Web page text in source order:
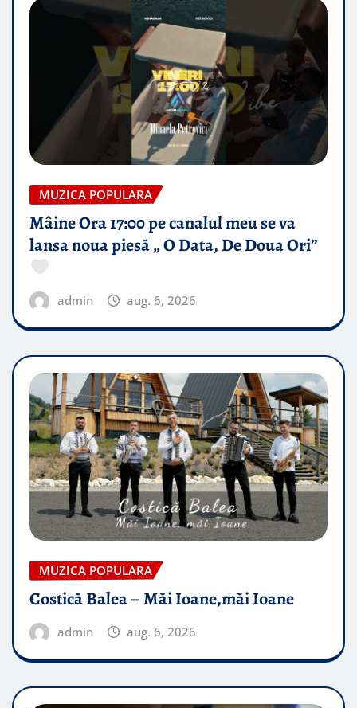
MUZICA POPULARA
Mâine Ora 17:00 pe canalul meu se va
lansa noua piesă „ O Data, De Doua Ori”
admin aug. 6, 2026
MUZICA POPULARA
Costică Balea – Măi Ioane,măi Ioane
admin aug. 6, 2026